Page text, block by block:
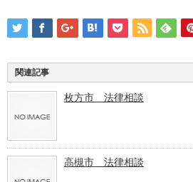
関連記事
枚方市 法律相談
高槻市 法律相談